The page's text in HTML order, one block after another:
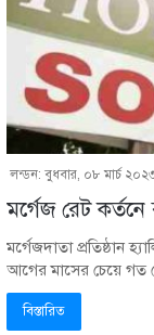
লন্ডন: বুধবার, ০৮ মার্চ
মর্গেজ রেট
মর্গেজদাতা প্রতিষ্ঠান
আগের মাসের চেয়ে গত
বিস্তারিত